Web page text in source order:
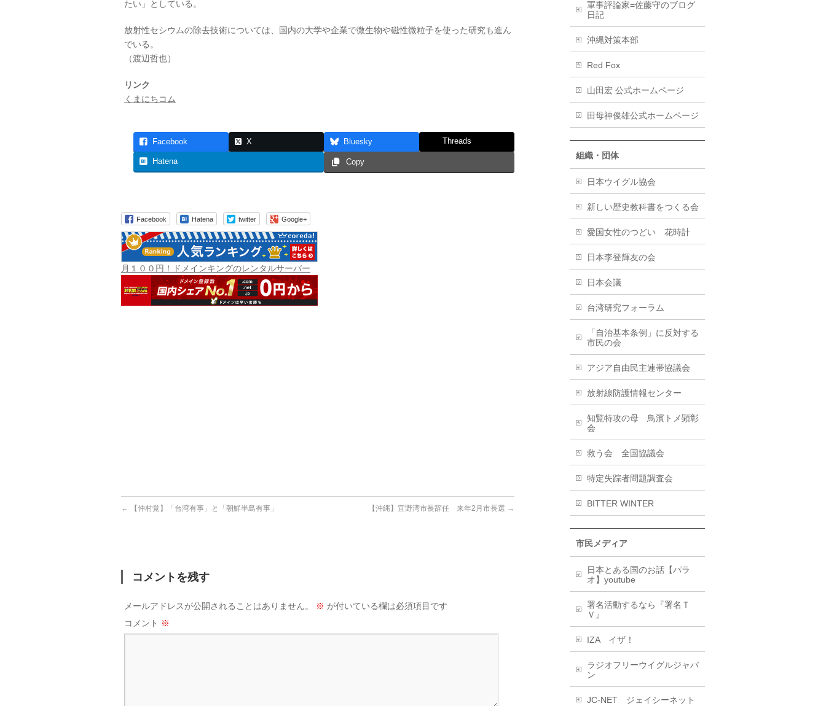
たい」としている。
放射性セシウムの除去技術については、国内の大学や企業で微生物や磁性微粒子を使った研究も進ん
でいる。
（渡辺哲也）
リンク
くまにちコム
Facebook X Bluesky Threads
Hatena Copy
Facebook Hatena twitter Google+
月１００円！ドメインキングのレンタルサーバー
← 【仲村覚】「台湾有事」と「朝鮮半島有事」 【沖縄】宜野湾市長辞任 来年2月市長選 →
コメントを残す
メールアドレスが公開されることはありません。 ※ が付いている欄は必須項目です
コメント ※
軍事評論家=佐藤守のブログ
日記
沖縄対策本部
Red Fox
山田宏 公式ホームページ
田母神俊雄公式ホームページ
組織・団体
日本ウイグル協会
新しい歴史教科書をつくる会
愛国女性のつどい 花時計
日本李登輝友の会
日本会議
台湾研究フォーラム
「自治基本条例」に反対する
市民の会
アジア自由民主連帯協議会
放射線防護情報センター
知覧特攻の母 鳥濱トメ顕彰
会
救う会 全国協議会
特定失踪者問題調査会
BITTER WINTER
市民メディア
日本とある国のお話【パラ
オ】youtube
署名活動するなら『署名Ｔ
Ｖ』
IZA イザ！
ラジオフリーウイグルジャパ
ン
JC-NET ジェイシーネット